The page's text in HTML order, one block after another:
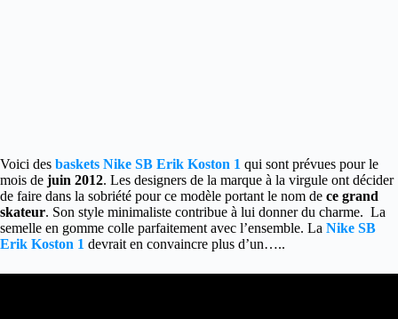
Voici des baskets Nike SB Erik Koston 1 qui sont prévues pour le
mois de juin 2012. Les designers de la marque à la virgule ont décider
de faire dans la sobriété pour ce modèle portant le nom de ce grand
skateur. Son style minimaliste contribue à lui donner du charme. La
semelle en gomme colle parfaitement avec l’ensemble. La Nike SB
Erik Koston 1 devrait en convaincre plus d’un…..